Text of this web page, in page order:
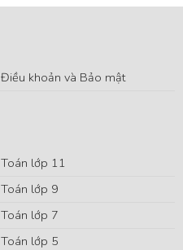
Điều khoản và Bảo mật
Toán lớp 11
Toán lớp 9
Toán lớp 7
Toán lớp 5